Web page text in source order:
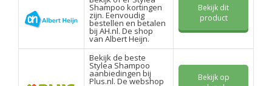
Shampoo kortingen
zijn. Eenvoudig
bestellen en betalen
bij AH.nl. De shop
van Albert Heijn.
Bekijk dit
product
Bekijk de beste
Stylea Shampoo
aanbiedingen bij
Plus.nl. De webshop
Bekijk op